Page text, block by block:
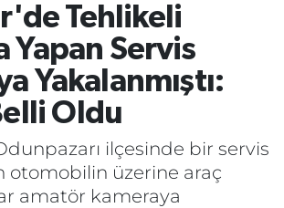
Tehlikeli
Yapan Servis
Yakalanmıştı:
Oldu
ilçesinde bir servis
otomobilin üzerine araç
amatör kameraya